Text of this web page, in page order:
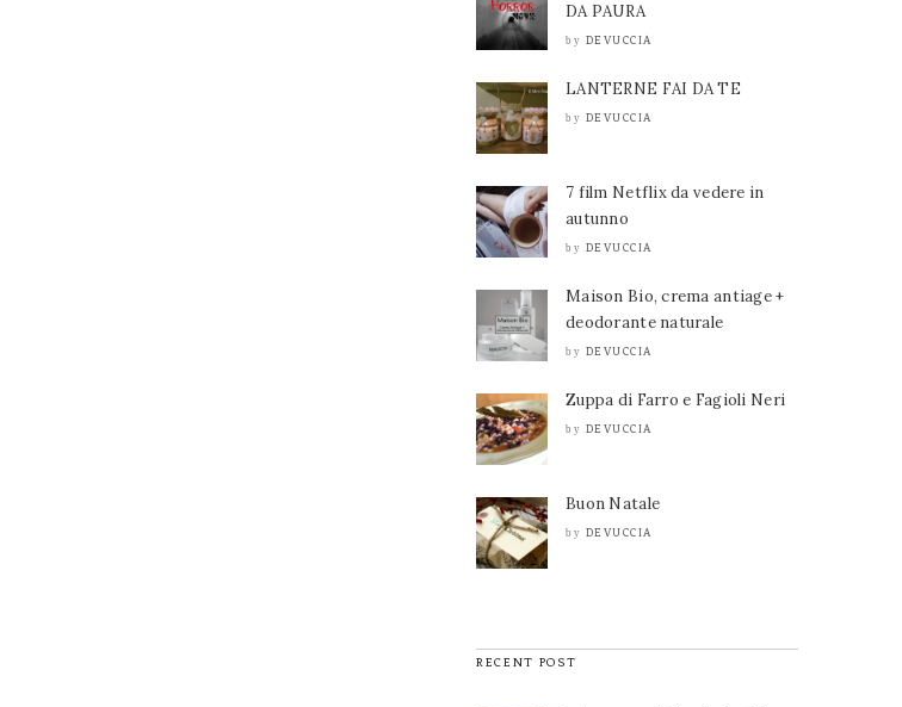
DA PAURA
by DEVUCCIA
LANTERNE FAI DA TE
by DEVUCCIA
7 film Netflix da vedere in
autunno
by DEVUCCIA
Maison Bio, crema antiage +
deodorante naturale
by DEVUCCIA
Zuppa di Farro e Fagioli Neri
by DEVUCCIA
Buon Natale
by DEVUCCIA
RECENT POST